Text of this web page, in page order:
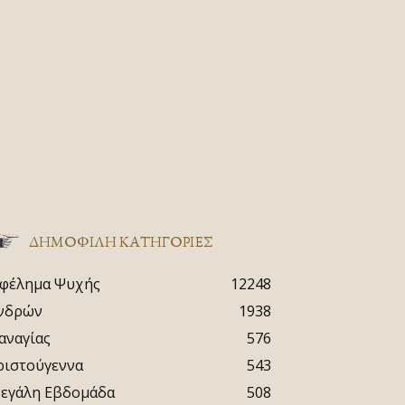
ΔΗΜΟΦΙΛΗ ΚΑΤΗΓΟΡΙΕΣ
Ψυχής
12248
1938
576
543
Εβδομάδα
508